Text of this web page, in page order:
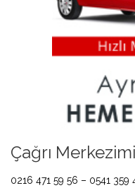
Çağrı
0216 471 59 56 – 0541